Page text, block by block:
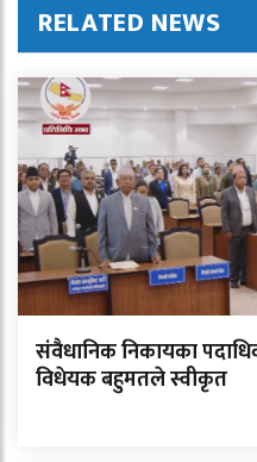
RELATED NEWS
संवैधानिक निकायका
विधेयक बहुमतले स्वीकृत